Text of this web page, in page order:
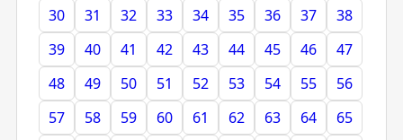
30
31 32 33 34 35 36 37
38
39
40 41 42 43 44 45 46
47
48
49 50 51 52 53 54 55
56
57
58 59 60 61 62 63 64
65